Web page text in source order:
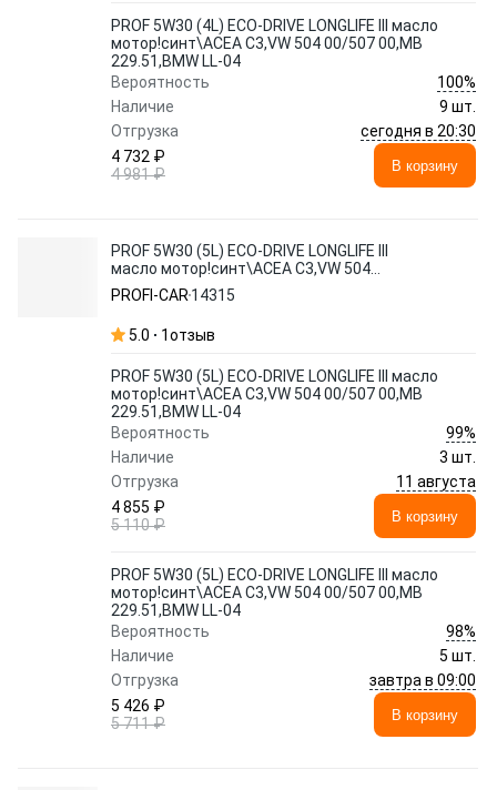
PROF 5W30 (4L) ECO-DRIVE LONGLIFE III масло
мотор!синт\ACEA C3,VW 504 00/507 00,MB
229.51,BMW LL-04
Вероятность
100%
Наличие
9 шт.
Отгрузка
сегодня в 20:30
4 732 ₽
4 981 ₽
В корзину
PROF 5W30 (5L) ECO-DRIVE LONGLIFE III
масло мотор!синт\ACEA C3,VW 504
00/507 00,MB 229.51,BMW LL-04
PROFI-CAR 14315
5.0 1отзыв
PROF 5W30 (5L) ECO-DRIVE LONGLIFE III масло
мотор!синт\ACEA C3,VW 504 00/507 00,MB
229.51,BMW LL-04
Вероятность
99%
Наличие
3 шт.
Отгрузка
11 августа
4 855 ₽
5 110 ₽
В корзину
PROF 5W30 (5L) ECO-DRIVE LONGLIFE III масло
мотор!синт\ACEA C3,VW 504 00/507 00,MB
229.51,BMW LL-04
Вероятность
98%
Наличие
5 шт.
Отгрузка
завтра в 09:00
5 426 ₽
5 711 ₽
В корзину